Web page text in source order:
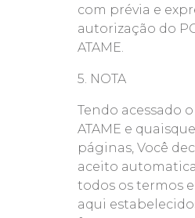
com prévia e
autorização do
ATAME.
5. NOTA
Tendo acessado o
ATAME e
páginas, Você
aceito
todos os termos
aqui